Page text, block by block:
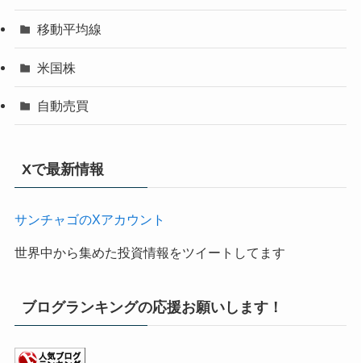
移動平均線
米国株
自動売買
Xで最新情報
サンチャゴのXアカウント
世界中から集めた投資情報をツイートしてます
ブログランキングの応援お願いします！